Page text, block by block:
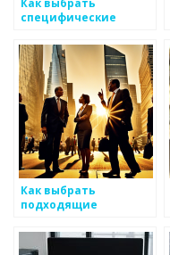
специфические
специалистов по
металоизделиям
Как выбрать
подходящие
бизнеса в сфере
металоизделий